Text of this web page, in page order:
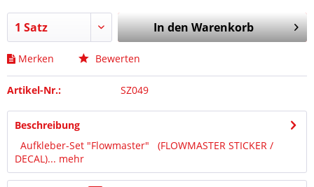
In denWarenkorb
Merken Bewerten
Artikel-Nr.: SZ049
Beschreibung
Aufkleber-Set "Flowmaster" (FLOWMASTER STICKER /
DECAL)... mehr